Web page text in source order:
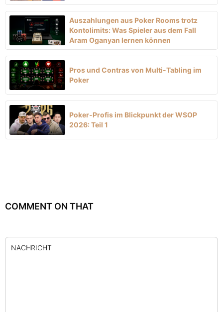
Auszahlungen aus Poker Rooms trotz
Kontolimits: Was Spieler aus dem Fall
Aram Oganyan lernen können
Pros und Contras von Multi-Tabling im
Poker
Poker-Profis im Blickpunkt der WSOP
2026: Teil 1
COMMENT ON THAT
NACHRICHT